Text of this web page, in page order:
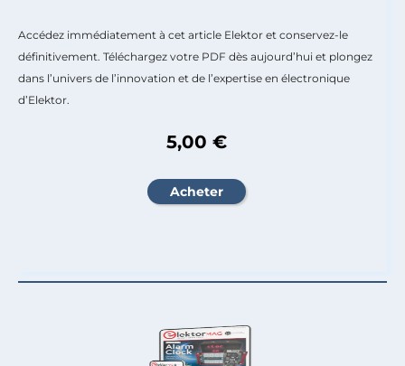
Accédez immédiatement à cet article Elektor et conservez-le
définitivement. Téléchargez votre PDF dès aujourd’hui et plongez
dans l’univers de l’innovation et de l’expertise en électronique
d’Elektor.
5,00 €